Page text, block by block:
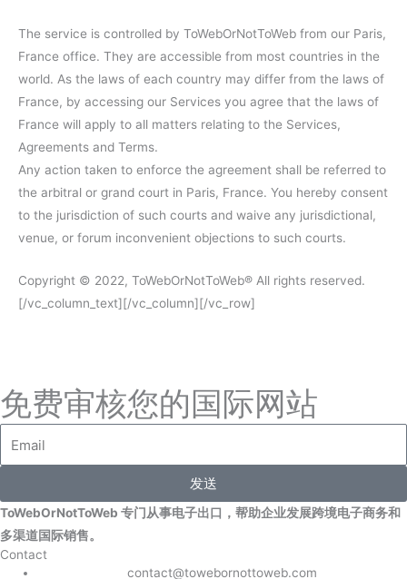
The service is controlled by ToWebOrNotToWeb from our Paris,
France office. They are accessible from most countries in the
world. As the laws of each country may differ from the laws of
France, by accessing our Services you agree that the laws of
France will apply to all matters relating to the Services,
Agreements and Terms.
Any action taken to enforce the agreement shall be referred to
the arbitral or grand court in Paris, France. You hereby consent
to the jurisdiction of such courts and waive any jurisdictional,
venue, or forum inconvenient objections to such courts.
Copyright © 2022, ToWebOrNotToWeb® All rights reserved.
[/vc_column_text][/vc_column][/vc_row]
免费审核您的国际网站
发送
ToWebOrNotToWeb 专门从事电子出口，帮助企业发展跨境电子商务和
多渠道国际销售。
Contact
contact@towebornottoweb.com